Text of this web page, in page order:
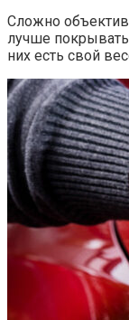
Сложно
лучше
них есть свой